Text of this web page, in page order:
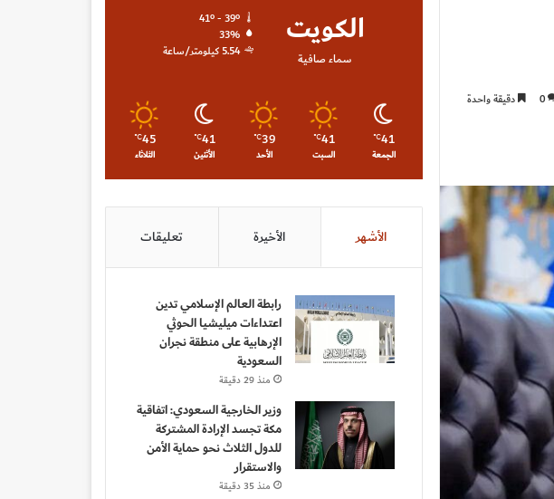
0 دقيقة واحدة
الكويت
سماء صافية
41º - 39º
33%
5.54 كيلومتر/ساعة
41
℃
الجمعة
41
℃
السبت
39
℃
الأحد
41
℃
الأثنين
45
℃
الثلاثاء
الأشهر الأخيرة تعليقات
رابطة العالم الإسلامي تدين
اعتداءات ميليشيا الحوثي
الإرهابية على منطقة نجران
السعودية
منذ 29 دقيقة
وزير الخارجية السعودي: اتفاقية
مكة تجسد الإرادة المشتركة
للدول الثلاث نحو حماية الأمن
والاستقرار
منذ 35 دقيقة